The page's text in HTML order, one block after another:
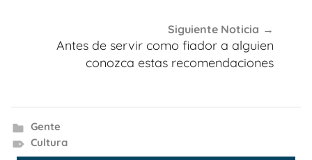
Siguiente Noticia
Antes de servir como fiador a alguien
conozca estas recomendaciones
Gente
Cultura